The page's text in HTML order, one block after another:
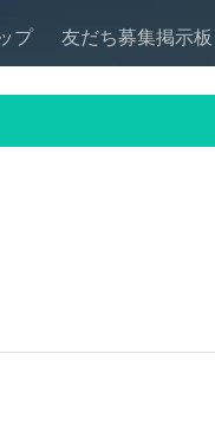
プ 友だち募集掲示板